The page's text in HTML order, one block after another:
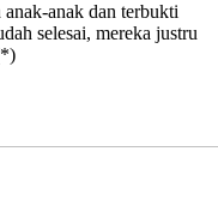
anak dan terbukti
selesai, mereka justru